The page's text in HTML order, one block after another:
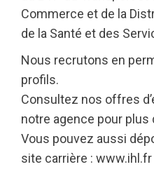
Commerce et de la
de la Santé et des
Nous recrutons en
profils.
Consultez nos offres
notre agence pour
Vous pouvez aussi
site carrière : www.ihl.fr